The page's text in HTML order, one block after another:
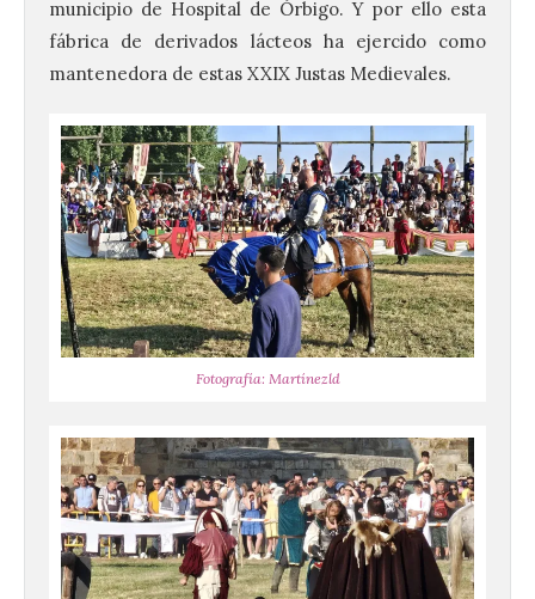
municipio de Hospital de Órbigo. Y por ello esta
fábrica de derivados lácteos ha ejercido como
mantenedora de estas XXIX Justas Medievales.
Fotografía: Martínezld